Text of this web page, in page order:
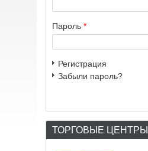
Пароль *
Регистрация
Забыли пароль?
ТОРГОВЫЕ ЦЕНТРЫ